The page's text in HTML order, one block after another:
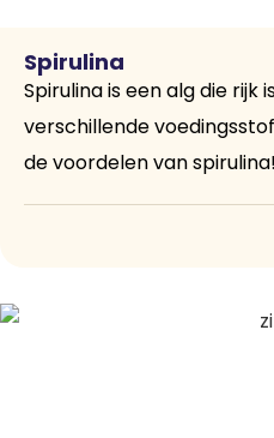
Spirulina
Spirulina is een alg die rijk
verschillende
de voordelen van